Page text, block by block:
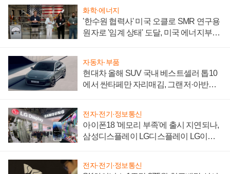
화학·에너지
'한수원 협력사' 미국 오클로 SMR 연구용
원자로 '임계 상태' 도달, 미국 에너지부
자동차·부품
현대차 올해 SUV 국내 베스트셀러 톱10
에서 싼타페만 자리매김, 그랜저·아반떼
전자·전기·정보통신
아이폰18 '메모리 부족'에 출시 지연되나,
삼성디스플레이 LG디스플레이 LG이노
전자·전기·정보통신